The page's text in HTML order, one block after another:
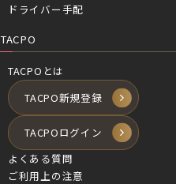
ドライバー手配
TACPO
TACPOとは
TACPO新規登録
TACPOログイン
よくある質問
ご利用上の注意